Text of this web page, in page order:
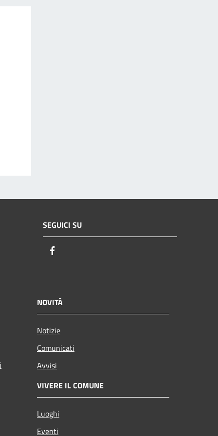
SEGUICI SU
NOVITÀ
Notizie
Comunicati
Avvisi
VIVERE IL COMUNE
Luoghi
Eventi